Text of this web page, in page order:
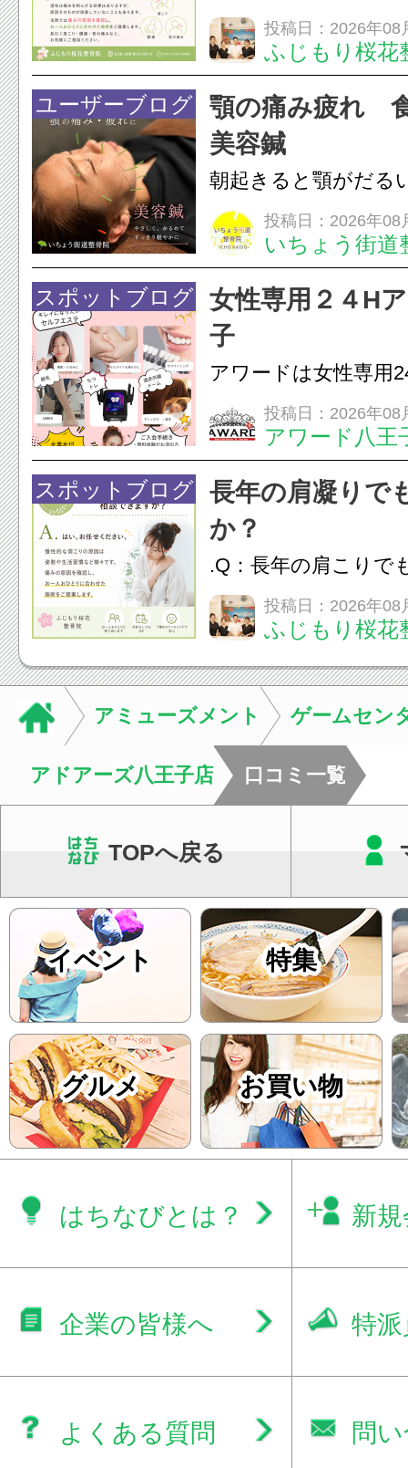
らえますか？A. はい
湿布は痛みを和らげ
すが、原因そのもの
いこともあります。
原因を確認し、お一
投稿日：2026年08
ふじもり桜花
ユーザーブログ
顎の痛み疲れ
美容鍼
朝起きると顎がだる
ありませんか？無意
は、顎の痛みや疲れ
フェイスラインの張
のこわばり・頭痛や
ながることがありま
投稿日：2026年08
いちょう街道
スポットブログ
女性専用２４H
子
アワードは女性専用
フエステを 思いっ
開催中
投稿日：2026年08
アワード八王
24時間ジム&
脱毛
スポットブログ
長年の肩凝りで
か？
.Q：長年の肩こりで
か？A：はい、お任
性的な肩こりの原因
慣など様々です。痛
し、お一人おひとり
をご提案します。.#
投稿日：2026年08
ふじもり桜花
アミューズメント ゲームセン
アドアーズ八王子店 口コミ一覧
TOPへ戻る
イベント 特集
グルメ お買い物
はちなびとは？ 新
企業の皆様へ 特
よくある質問 問